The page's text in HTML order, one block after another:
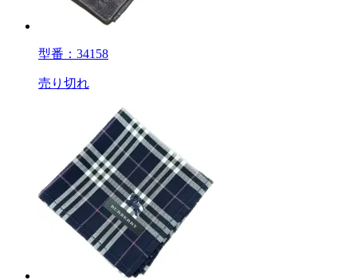
型番：34158
売り切れ